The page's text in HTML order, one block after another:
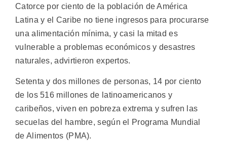
Catorce por ciento de la población de América
Latina y el Caribe no tiene ingresos para procurarse
una alimentación mínima, y casi la mitad es
vulnerable a problemas económicos y desastres
naturales, advirtieron expertos.
Setenta y dos millones de personas, 14 por ciento
de los 516 millones de latinoamericanos y
caribeños, viven en pobreza extrema y sufren las
secuelas del hambre, según el Programa Mundial
de Alimentos (PMA).